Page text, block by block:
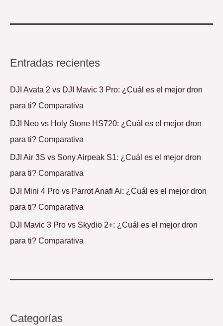
Entradas recientes
DJI Avata 2 vs DJI Mavic 3 Pro: ¿Cuál es el mejor dron
para ti? Comparativa
DJI Neo vs Holy Stone HS720: ¿Cuál es el mejor dron
para ti? Comparativa
DJI Air 3S vs Sony Airpeak S1: ¿Cuál es el mejor dron
para ti? Comparativa
DJI Mini 4 Pro vs Parrot Anafi Ai: ¿Cuál es el mejor dron
para ti? Comparativa
DJI Mavic 3 Pro vs Skydio 2+: ¿Cuál es el mejor dron
para ti? Comparativa
Categorías